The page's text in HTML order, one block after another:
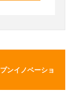
ンイノベーショ